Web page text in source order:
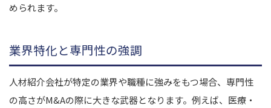
められます。
業界特化と専門性の強調
人材紹介会社が特定の業界や職種に強みをもつ場合、専門性
の高さがM&Aの際に大きな武器となります。例えば、医療・